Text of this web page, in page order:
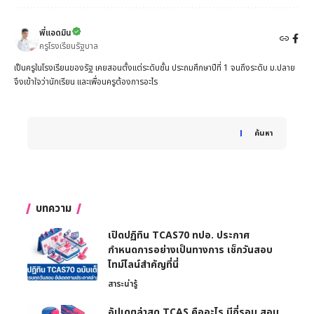
พี่แอดมิน
ครูโรงเรียนรัฐบาล
เป็นครูในโรงเรียนของรัฐ เคยสอนตั้งแต่ระดับชั้น ประถมศึกษาปีที่ 1 จนถึงระดับ ม.ปลาย
จึงเข้าใจว่านักเรียน และเพื่อนครูต้องการอะไร
ค้นหา
When autocomplete results are available use up and
บทความ
เปิดปฏิทิน TCAS70 ทปอ. ประกาศ
กำหนดการอย่างเป็นทางการ เช็กวันสอบ
ไทม์ไลน์สำคัญที่นี่
สาระน่ารู้